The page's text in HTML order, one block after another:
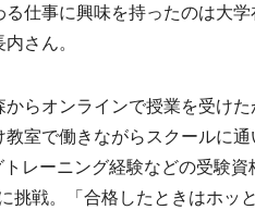
仕事に興味を持ったのは大
さん。
らオンラインで授業を受け
室で働きながらスクールに
レーニング経験などの受験
挑戦。「合格したときはホッ